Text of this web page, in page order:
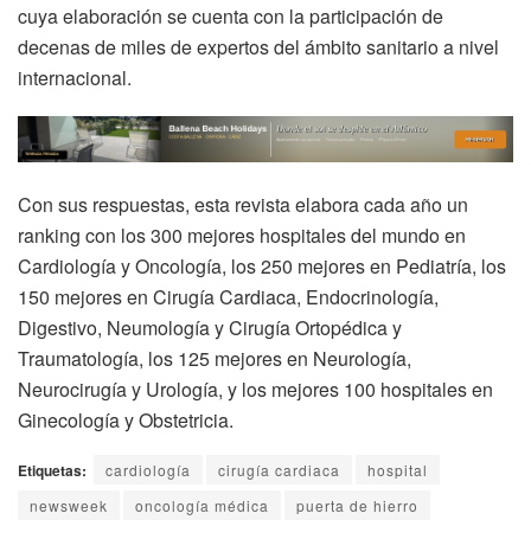
cuya elaboración se cuenta con la participación de
decenas de miles de expertos del ámbito sanitario a nivel
internacional.
Con sus respuestas, esta revista elabora cada año un
ranking con los 300 mejores hospitales del mundo en
Cardiología y Oncología, los 250 mejores en Pediatría, los
150 mejores en Cirugía Cardiaca, Endocrinología,
Digestivo, Neumología y Cirugía Ortopédica y
Traumatología, los 125 mejores en Neurología,
Neurocirugía y Urología, y los mejores 100 hospitales en
Ginecología y Obstetricia.
Etiquetas: cardiología cirugía cardiaca
hospital
newsweek
oncología médica puerta de hierro